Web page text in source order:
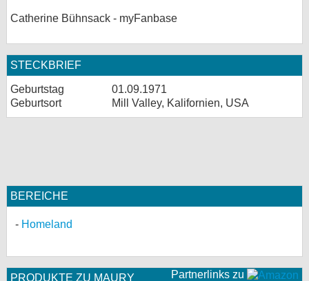
Catherine Bühnsack - myFanbase
STECKBRIEF
Geburtstag
01.09.1971
Geburtsort
Mill Valley, Kalifornien, USA
BEREICHE
Homeland
Partnerlinks zu
PRODUKTE ZU MAURY